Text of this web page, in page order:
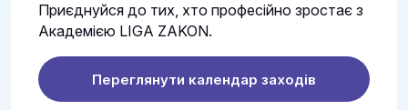
Приєднуйся до тих, хто професійно зростає з
Академією LIGA ZAKON.
Переглянути календар заходів